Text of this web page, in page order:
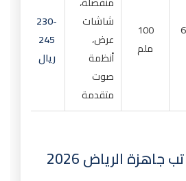
100
ملم
شاشات
عرض،
أنظمة
صوت
متقدمة
230-
245
ريال
الرياض 2026